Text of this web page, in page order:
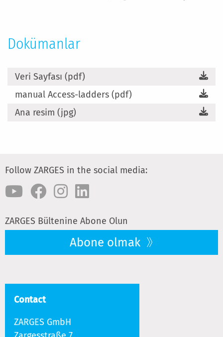
Dokümanlar
Veri Sayfası (pdf)
manual Access-ladders (pdf)
Ana resim (jpg)
Follow ZARGES in the social media:
ZARGES Bültenine Abone Olun
Abone olmak
Contact
ZARGES GmbH